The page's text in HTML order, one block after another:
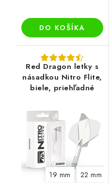
DO KOŠÍKA
Red Dragon letky s
násadkou Nitro Flite,
biele, priehľadné
19 mm 22 mm